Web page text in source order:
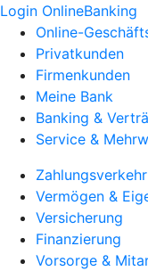
Login OnlineBanking
Online-
Privatkunden
Firmenkunden
Meine Bank
Banking &
Service &
Zahlungsverkehr
Vermögen &
Versicherung
Finanzierung
Vorsorge &